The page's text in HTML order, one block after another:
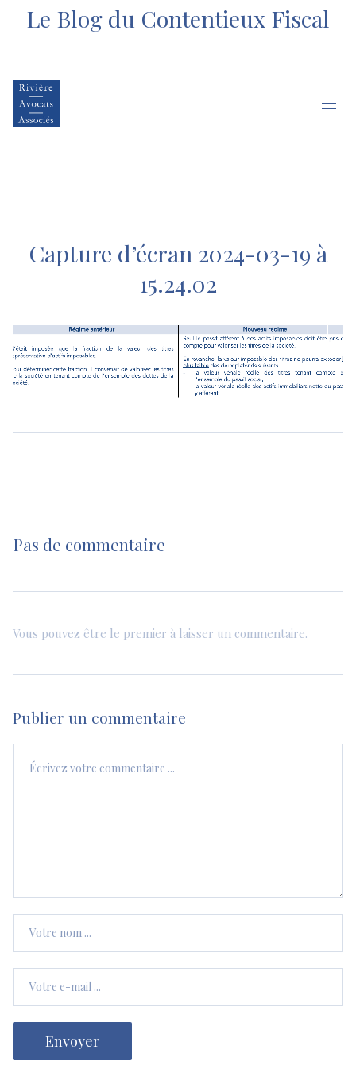
Le Blog du Contentieux Fiscal
Capture d’écran 2024-03-19 à
15.24.02
Pas de commentaire
Vous pouvez être le premier à laisser un commentaire.
Publier un commentaire